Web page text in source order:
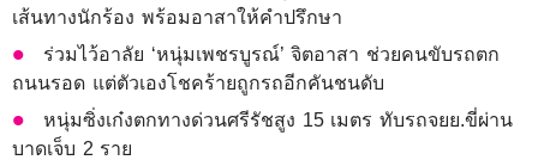
เส้นทางนักร้อง พร้อมอาสาให้คำปรึกษา
ร่วมไว้อาลัย ‘หนุ่มเพชรบูรณ์’ จิตอาสา ช่วยคนขับรถตก
ถนนรอด แต่ตัวเองโชคร้ายถูกรถอีกคันชนดับ
หนุ่มซิ่งเก๋งตกทางด่วนศรีรัชสูง 15 เมตร ทับรถจยย.ขี่ผ่าน
บาดเจ็บ 2 ราย